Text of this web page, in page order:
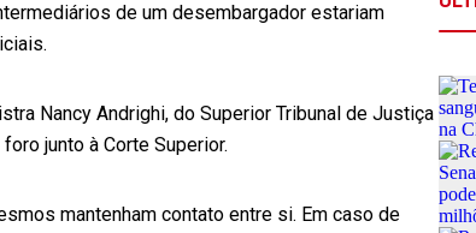
de um desembargador estariam
Nancy Andrighi, do Superior Tribunal de Justiça
junto à Corte Superior.
mantenham contato entre si. Em caso de